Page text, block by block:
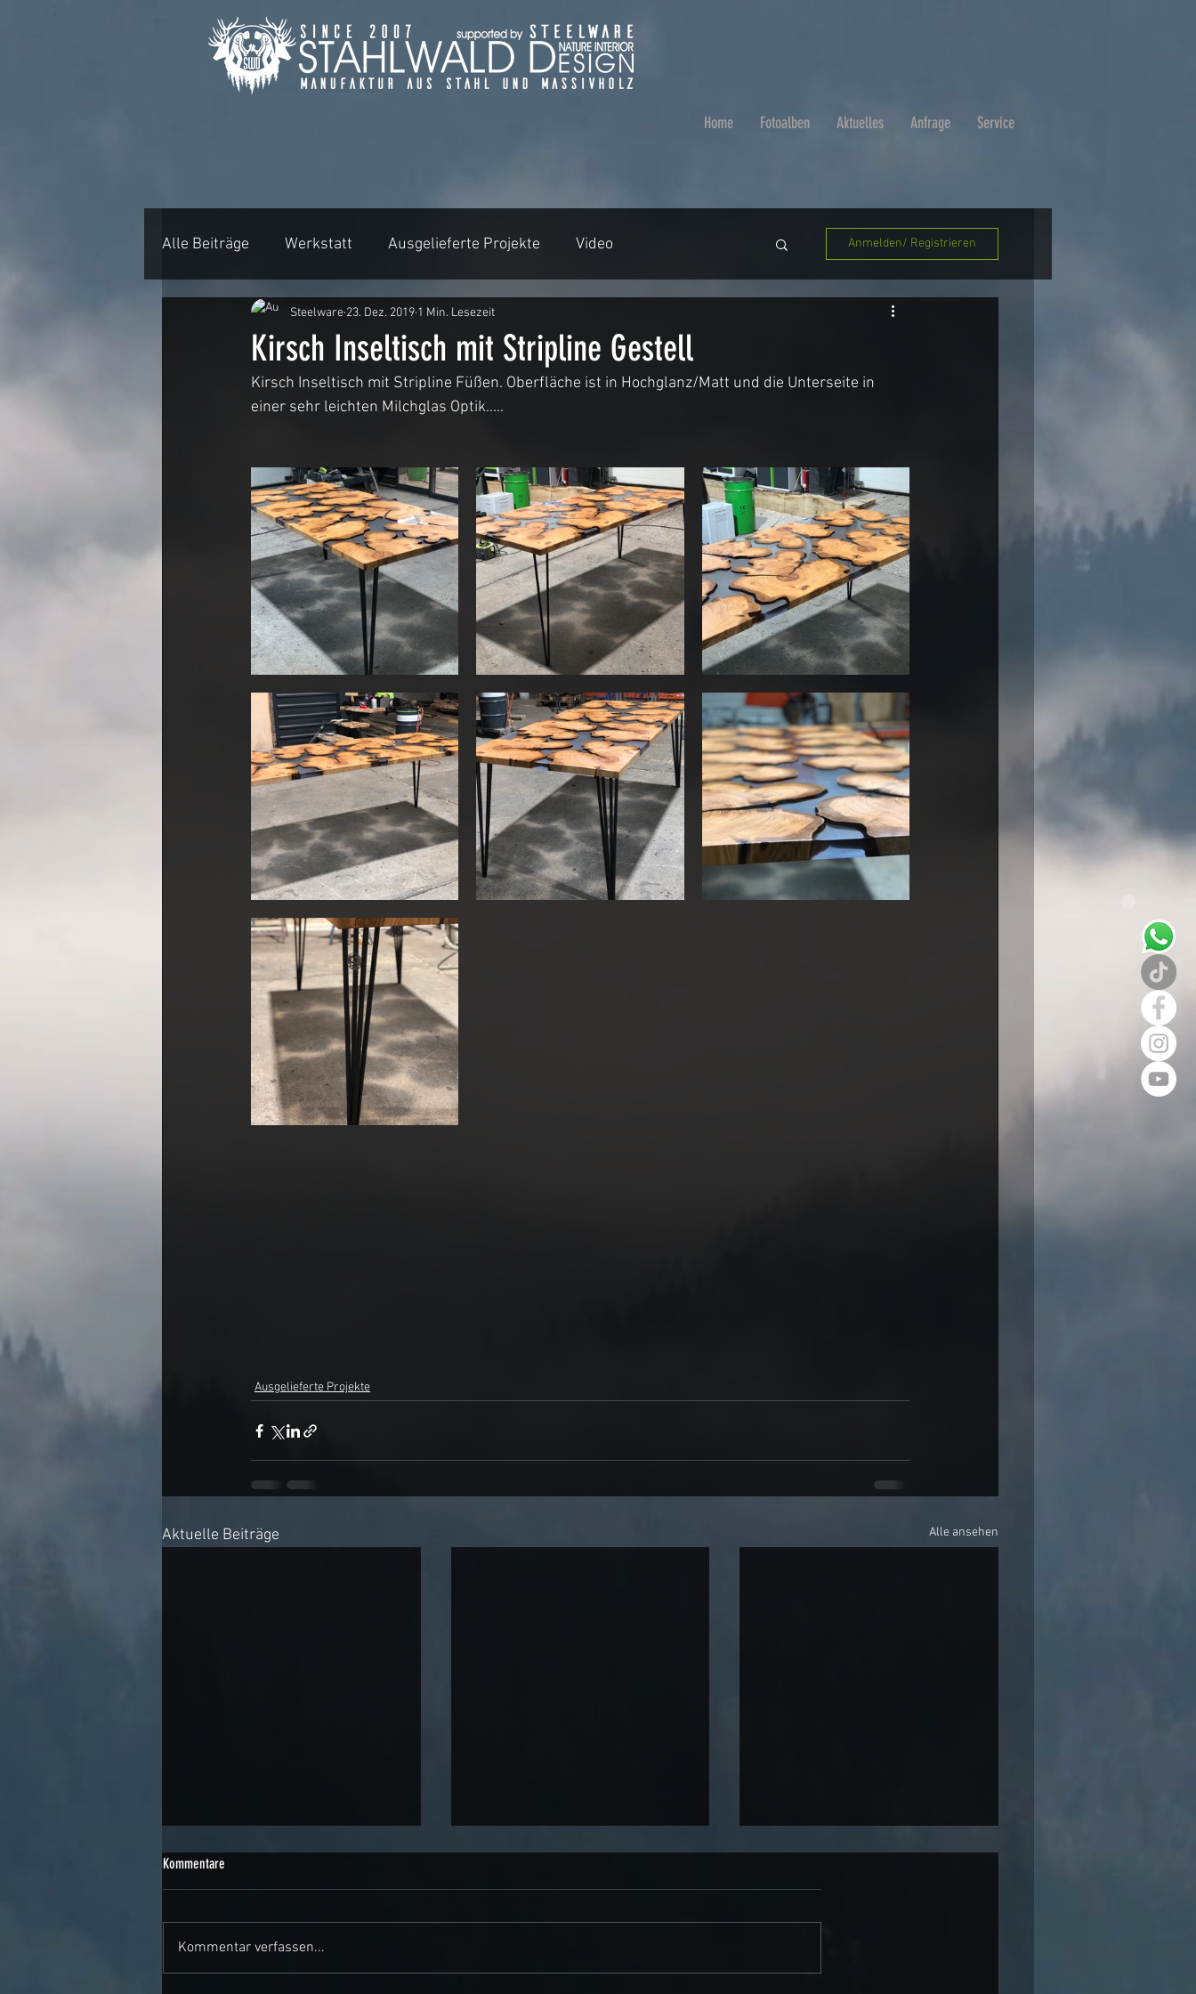
Home Fotoalben Aktuelles Anfrage Service
Alle Beiträge Werkstatt Ausgelieferte Projekte Video
Projekt Visualisierung Baumstämme
Rundtische und Baumscheiben Tische ohne Harz Beleuchtung
Crackriver Tischplatte Esstische Pendelleuchte Sitzmöbel
Werkstatt Tour Rivertable Tv Sideboard 3D Planung Treppen
Sonderanfertigung Design Möbel Tv Lift Schrank Crackriver Design
Moosbild Cube Chair Schiebetür Messe
Anmelden/ Registrieren
Kirsch Inseltisch mit Stripline Gestell
Steelware 23. Dez. 2019 1 Min. Lesezeit
Kirsch Inseltisch mit Stripline Füßen. Oberfläche ist in Hochglanz/Matt und die Unterseite in
einer sehr leichten Milchglas Optik.....
Ausgelieferte Projekte
Aktuelle Beiträge Alle ansehen
Kommentare
Kommentar verfassen...